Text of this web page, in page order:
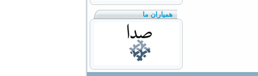
همیاران ما